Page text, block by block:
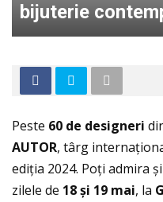
bijuterie
Peste 60 de designeri
AUTOR, târg
ediţia 2024. Poţi admira
zilele de 18și 19 mai, la